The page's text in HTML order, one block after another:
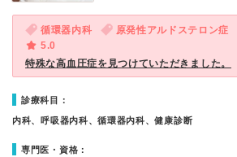
循環器内科 原発性アルドステロン症
5.0
特殊な高血圧症を見つけていただきました。
診療科目：
内科、呼吸器内科、循環器内科、健康診断
専門医・資格：